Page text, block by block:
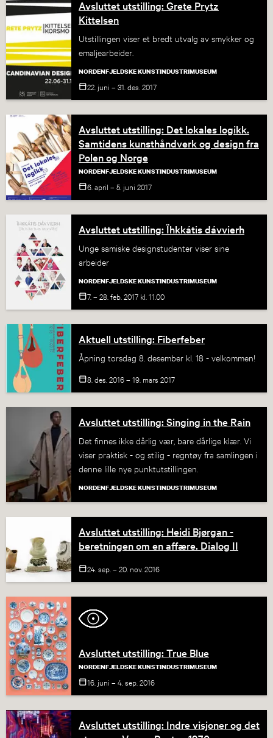
Avsluttet utstilling: Grete Prytz
Kittelsen
Utstillingen viser et bredt utvalg av smykker og
emaljearbeider.
NORDENFJELDSKE KUNSTINDUSTRIMUSEUM
22. juni – 31. des. 2017
Avsluttet utstilling: Det lokales logikk.
Samtidens kunsthåndverk og design fra
Polen og Norge
NORDENFJELDSKE KUNSTINDUSTRIMUSEUM
6. april – 5. juni 2017
Avsluttet utstilling: Ïhkkátis dávvierh
Unge samiske designstudenter viser sine
arbeider
NORDENFJELDSKE KUNSTINDUSTRIMUSEUM
7. – 28. feb. 2017 kl. 11.00
Aktuell utstilling: Fiberfeber
Åpning torsdag 8. desember kl. 18 - velkommen!
8. des. 2016 – 19. mars 2017
Avsluttet utstilling: Singing in the Rain
Det finnes ikke dårlig vær, bare dårlige klær. Vi
viser praktisk - og stilig - regntøy fra samlingen i
denne lille nye punktutstillingen.
NORDENFJELDSKE KUNSTINDUSTRIMUSEUM
Avsluttet utstilling: Heidi Bjørgan -
beretningen om en affære. Dialog II
24. sep. – 20. nov. 2016
Avsluttet utstilling: True Blue
NORDENFJELDSKE KUNSTINDUSTRIMUSEUM
16. juni – 4. sep. 2016
Avsluttet utstilling: Indre visjoner og det